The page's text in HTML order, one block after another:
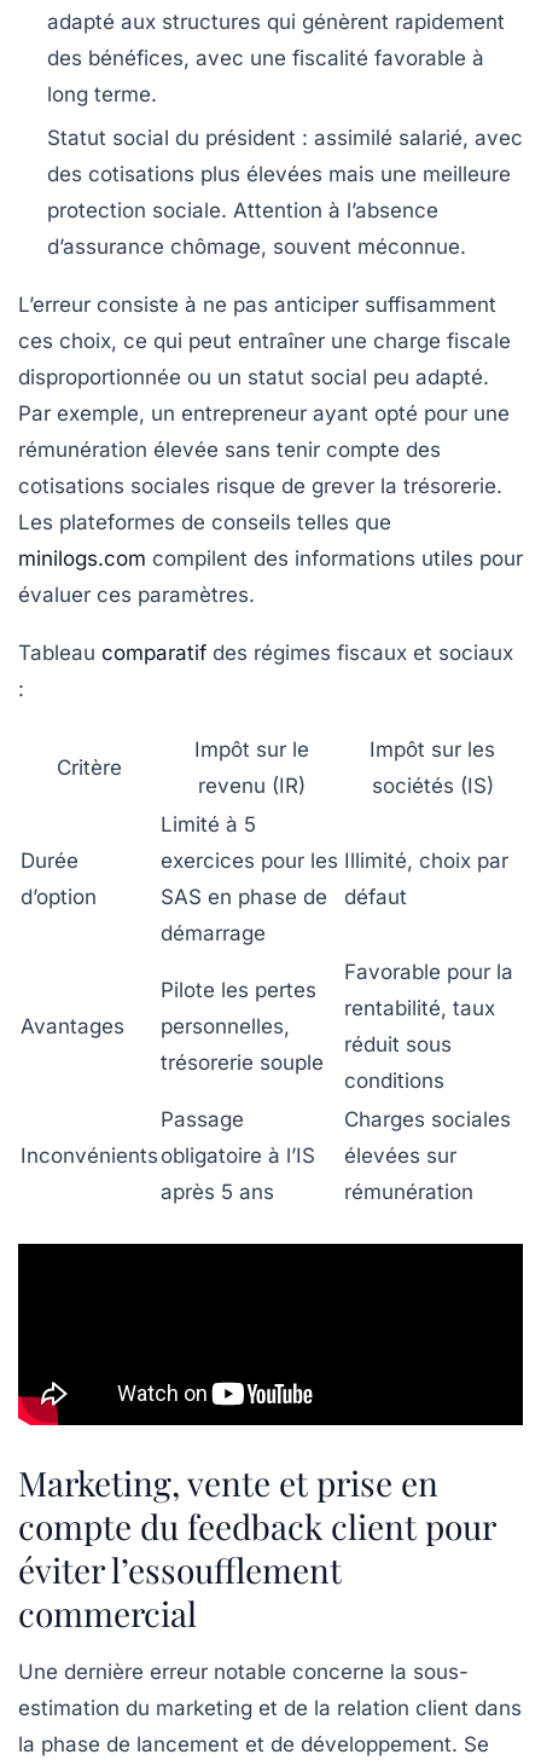
adapté aux structures qui génèrent rapidement
des bénéfices, avec une fiscalité favorable à
long terme.
Statut social du président : assimilé salarié, avec
des cotisations plus élevées mais une meilleure
protection sociale. Attention à l’absence
d’assurance chômage, souvent méconnue.
L’erreur consiste à ne pas anticiper suffisamment
ces choix, ce qui peut entraîner une charge fiscale
disproportionnée ou un statut social peu adapté.
Par exemple, un entrepreneur ayant opté pour une
rémunération élevée sans tenir compte des
cotisations sociales risque de grever la trésorerie.
Les plateformes de conseils telles que
minilogs.com compilent des informations utiles pour
évaluer ces paramètres.
Tableau comparatif des régimes fiscaux et sociaux
:
Critère
Impôt sur le
revenu (IR)
Impôt sur les
sociétés (IS)
Durée
d’option
Limité à 5
exercices pour les
SAS en phase de
démarrage
Illimité, choix par
défaut
Avantages
Pilote les pertes
personnelles,
trésorerie souple
Favorable pour la
rentabilité, taux
réduit sous
conditions
Inconvénients
Passage
obligatoire à l’IS
après 5 ans
Charges sociales
élevées sur
rémunération
Marketing, vente et prise en
compte du feedback client pour
éviter l’essoufflement
commercial
Une dernière erreur notable concerne la sous-
estimation du marketing et de la relation client dans
la phase de lancement et de développement. Se